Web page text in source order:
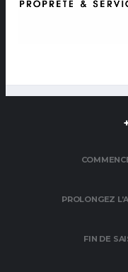
PROLONGEZ
FIN DE